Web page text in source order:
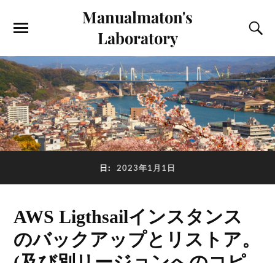
Manualmaton's
Laboratory
日: 2023年1月1日
AWS Ligthsailインスタンス
のバックアップとリストア。